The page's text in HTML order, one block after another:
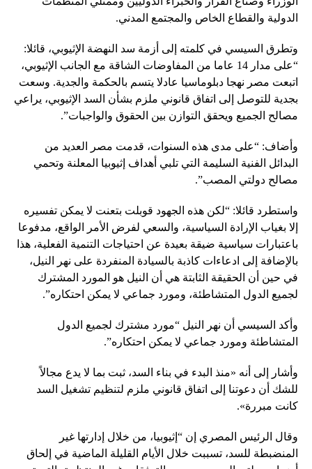
الدولية والقطاع الخاص والمجتمع المدني.
وتطرق السيسي في كلمته إلى أزمة سد النهضة الإثيوبي، قائلا:
“على مدار 14 عاما من المفاوضات الشاقة مع الجانب الإثيوبي،
اتبعت مصر نهجا دبلوماسيا عادلا يتسم بالحكمة والجدية. وسعت
بجدية للتوصل إلى اتفاق قانوني ملزم بشأن السد الإثيوبي، يراعي
مصالح الجميع ويحقق التوازن بين الحقوق والواجبات”.
وأضاف: “على مدى هذه السنوات، قدمت مصر العديد من
البدائل الفنية السليمة التي تلبي أهداف إثيوبيا المعلنة وتحمي
مصالح دولتي المصب”.
واستطرد قائلا: “لكن هذه الجهود قوبلت بتعنت لا يمكن تفسيره
إلا بغياب الإرادة السياسية، والسعي لفرض الأمر الواقع، مدفوعا
باعتبارات سياسية ضيقة بعيدة عن احتياجات التنمية الفعلية، هذا
بالإضافة إلى ادعاءات كاذبة بالسيادة المنفردة على نهر النيل،
في حين أن الحقيقة الثابتة هي أن النيل هو المورد المشترك
لجميع الدول المتشاطئة، ومورد جماعي لا يمكن احتكاره”.
وأكد السيسي أن نهر النيل “مورد مشترك لجميع الدول
المتشاطئة ومورد جماعي لا يمكن احتكاره”.
وأشار إلى أنه «منذ البدء في بناء السد، ثبت بما لا يدع مجالاً
للشك أن دعوتنا إلى اتفاق قانوني ملزم لتنظيم تشغيل السد
كانت مبررة».
وقال الرئيس المصري إن “إثيوبيا، من خلال إدارتها غير
المنضبطة للسد، تسببت خلال الأيام القليلة الماضية في إلحاق